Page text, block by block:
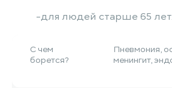
для людей старше 65 лет.
С чем
борется?
Пневмония,
менингит,